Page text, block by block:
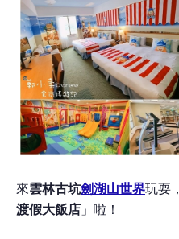
來雲林古坑劍湖山世界玩耍
渡假大飯店 」 啦！